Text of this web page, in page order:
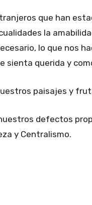
que han
la
lo que nos
sienta querida y
paisajes y
defectos
y Centralismo.